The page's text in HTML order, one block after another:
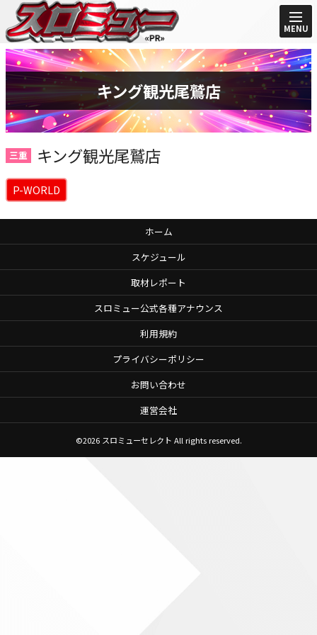
MENU
キング観光尾鷲店
三重 キング観光尾鷲店
P-WORLD
ホーム
スケジュール
取材レポート
スロミュー公式各種アナウンス
利用規約
プライバシーポリシー
お問い合わせ
運営会社
©2026 スロミューセレクト All rights reserved.